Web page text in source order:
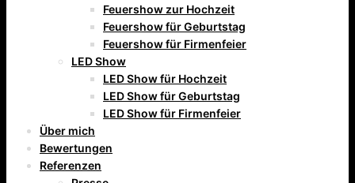
Feuershow zur Hochzeit
Feuershow für Geburtstag
Feuershow für Firmenfeier
LED Show
LED Show für Hochzeit
LED Show für Geburtstag
LED Show für Firmenfeier
Über mich
Bewertungen
Referenzen